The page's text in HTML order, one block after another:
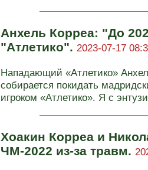
Анхель Корреа: "До
"Атлетико". 2023-07-17
Нападающий «Атлетико»
собирается покидать
игроком «Атлетико». Я с
Хоакин Корреа и
ЧМ-2022 из-за травм.